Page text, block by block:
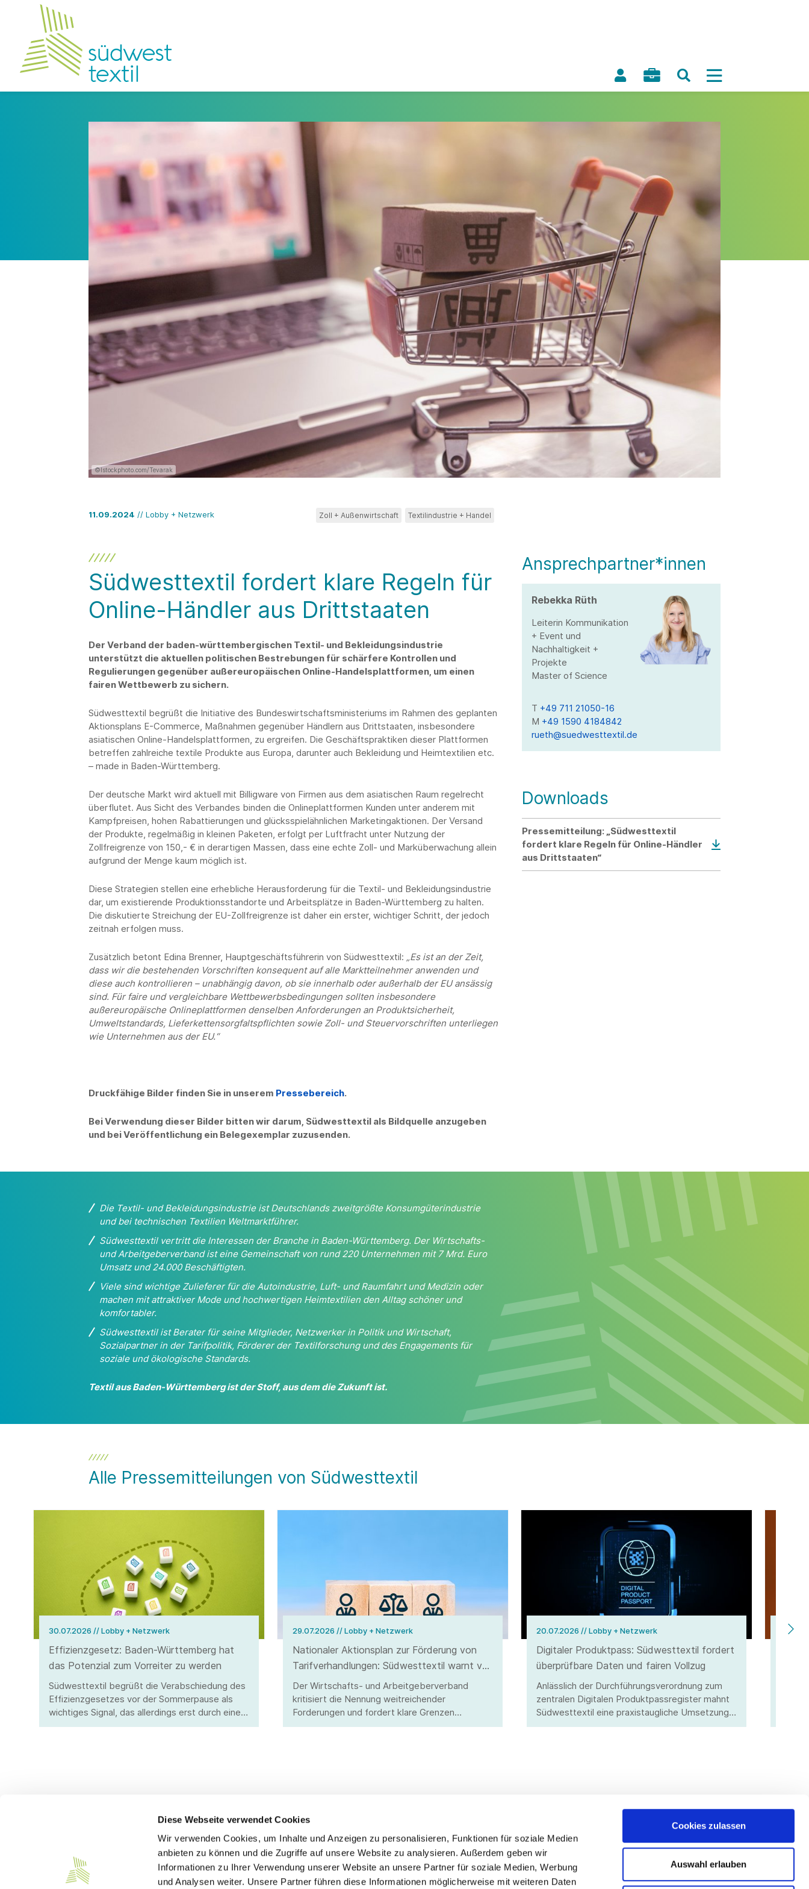
Diese Webseite verwendet Cookies
Wir verwenden Cookies, um Inhalte und Anzeigen zu personalisieren, Funktionen für soziale Medien
anbieten zu können und die Zugriffe auf unsere Website zu analysieren. Außerdem geben wir
Informationen zu Ihrer Verwendung unserer Website an unsere Partner für soziale Medien, Werbung
und Analysen weiter. Unsere Partner führen diese Informationen möglicherweise mit weiteren Daten
Cookies zulassen
Auswahl erlauben
©Istockphoto.com/Tevarak
11.09.2024 // Lobby + Netzwerk Zoll + Außenwirtschaft Textilindustrie + Handel
Südwesttextil fordert klare Regeln für
Online-Händler aus Drittstaaten
Der Verband der baden-württembergischen Textil- und Bekleidungsindustrie
unterstützt die aktuellen politischen Bestrebungen für schärfere Kontrollen und
Regulierungen gegenüber außereuropäischen Online-Handelsplattformen, um einen
fairen Wettbewerb zu sichern.
Südwesttextil begrüßt die Initiative des Bundeswirtschaftsministeriums im Rahmen des geplanten
Aktionsplans E-Commerce, Maßnahmen gegenüber Händlern aus Drittstaaten, insbesondere
asiatischen Online-Handelsplattformen, zu ergreifen. Die Geschäftspraktiken dieser Plattformen
betreffen zahlreiche textile Produkte aus Europa, darunter auch Bekleidung und Heimtextilien etc.
– made in Baden-Württemberg.
Der deutsche Markt wird aktuell mit Billigware von Firmen aus dem asiatischen Raum regelrecht
überflutet. Aus Sicht des Verbandes binden die Onlineplattformen Kunden unter anderem mit
Kampfpreisen, hohen Rabattierungen und glücksspielähnlichen Marketingaktionen. Der Versand
der Produkte, regelmäßig in kleinen Paketen, erfolgt per Luftfracht unter Nutzung der
Zollfreigrenze von 150,- € in derartigen Massen, dass eine echte Zoll- und Marküberwachung allein
aufgrund der Menge kaum möglich ist.
Diese Strategien stellen eine erhebliche Herausforderung für die Textil- und Bekleidungsindustrie
dar, um existierende Produktionsstandorte und Arbeitsplätze in Baden-Württemberg zu halten.
Die diskutierte Streichung der EU-Zollfreigrenze ist daher ein erster, wichtiger Schritt, der jedoch
zeitnah erfolgen muss.
Zusätzlich betont Edina Brenner, Hauptgeschäftsführerin von Südwesttextil: „Es ist an der Zeit,
dass wir die bestehenden Vorschriften konsequent auf alle Marktteilnehmer anwenden und
diese auch kontrollieren – unabhängig davon, ob sie innerhalb oder außerhalb der EU ansässig
sind. Für faire und vergleichbare Wettbewerbsbedingungen sollten insbesondere
außereuropäische Onlineplattformen denselben Anforderungen an Produktsicherheit,
Umweltstandards, Lieferkettensorgfaltspflichten sowie Zoll- und Steuervorschriften unterliegen
wie Unternehmen aus der EU.“
Druckfähige Bilder finden Sie in unserem Pressebereich.
Bei Verwendung dieser Bilder bitten wir darum, Südwesttextil als Bildquelle anzugeben
und bei Veröffentlichung ein Belegexemplar zuzusenden.
Ansprechpartner*innen
Rebekka Rüth
Leiterin Kommunikation
+ Event und
Nachhaltigkeit +
Projekte
Master of Science
T +49 711 21050-16
M +49 1590 4184842
rueth@suedwesttextil.de
Downloads
Pressemitteilung: „Südwesttextil
fordert klare Regeln für Online-Händler
aus Drittstaaten“
Die Textil- und Bekleidungsindustrie ist Deutschlands zweitgrößte Konsumgüterindustrie
und bei technischen Textilien Weltmarktführer.
Südwesttextil vertritt die Interessen der Branche in Baden-Württemberg. Der Wirtschafts-
und Arbeitgeberverband ist eine Gemeinschaft von rund 220 Unternehmen mit 7 Mrd. Euro
Umsatz und 24.000 Beschäftigten.
Viele sind wichtige Zulieferer für die Autoindustrie, Luft- und Raumfahrt und Medizin oder
machen mit attraktiver Mode und hochwertigen Heimtextilien den Alltag schöner und
komfortabler.
Südwesttextil ist Berater für seine Mitglieder, Netzwerker in Politik und Wirtschaft,
Sozialpartner in der Tarifpolitik, Förderer der Textilforschung und des Engagements für
soziale und ökologische Standards.
Textil aus Baden-Württemberg ist der Stoff, aus dem die Zukunft ist.
Alle Pressemitteilungen von Südwesttextil
30.07.2026 // Lobby + Netzwerk
Effizienzgesetz: Baden-Württemberg hat
das Potenzial zum Vorreiter zu werden
Südwesttextil begrüßt die Verabschiedung des
Effizienzgesetzes vor der Sommerpause als
wichtiges Signal, das allerdings erst durch eine
stringente Umsetzung überzeugen kann.
29.07.2026 // Lobby + Netzwerk
Nationaler Aktionsplan zur Förderung von
Tarifverhandlungen: Südwesttextil warnt vor
Eingriffen in Tarifautonomie und
Koalitionsfreiheit
Der Wirtschafts- und Arbeitgeberverband
kritisiert die Nennung weitreichender
Forderungen und fordert klare Grenzen
staatlichen Handelns.
20.07.2026 // Lobby + Netzwerk
Digitaler Produktpass: Südwesttextil fordert
überprüfbare Daten und fairen Vollzug
Anlässlich der Durchführungsverordnung zum
zentralen Digitalen Produktpassregister mahnt
Südwesttextil eine praxistaugliche Umsetzung
an. Nur mit kontrollierbaren Angaben und
Südwesttextil e. V.
Türlenstraße 6
Service
Impressum
Folgen Sie uns